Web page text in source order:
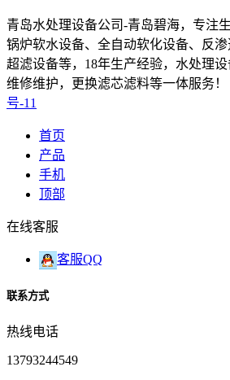
青岛水处理设备公司-青岛碧海，专注
锅炉软水设备、全自动软化设备、反渗
超滤设备等，18年生产经验，水处理设
维修维护，更换滤芯滤料等一体服务！
号-11
首页
产品
手机
顶部
在线客服
客服QQ
联系方式
热线电话
13793244549